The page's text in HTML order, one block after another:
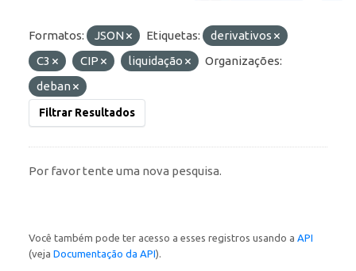
Formatos: JSON Etiquetas:
derivativos
C3
CIP liquidação
Organizações:
deban
Filtrar Resultados
Por favor tente uma nova pesquisa.
Você também pode ter acesso a esses registros usando a API
(veja Documentação da API).